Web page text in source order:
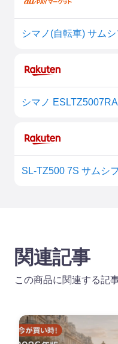
シマノ(自転車) サム
シマノ
関連記事
この商品に関連する記